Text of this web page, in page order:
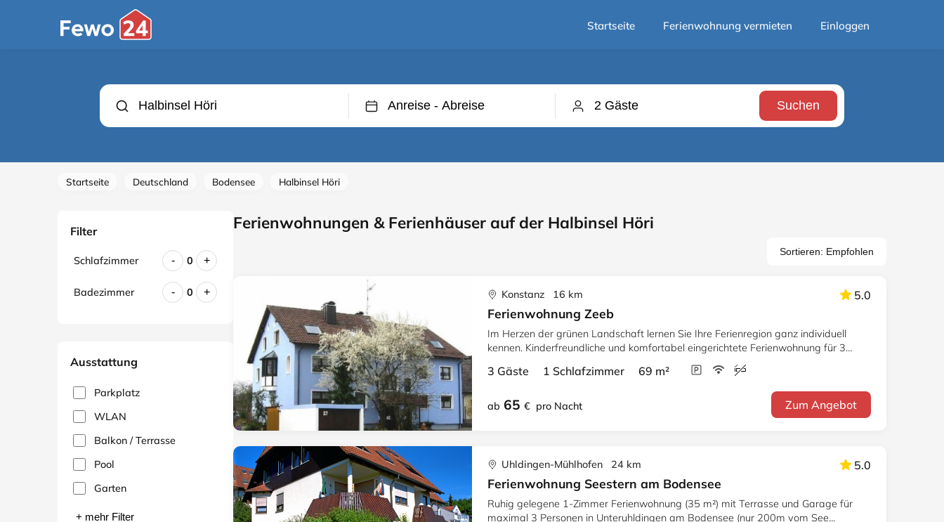
Startseite Ferienwohnung vermieten Einloggen
Suchen
Startseite Deutschland Bodensee Halbinsel Höri
Filter
Schlafzimmer - 0 +
Badezimmer - 0 +
Ausstattung
Parkplatz
WLAN
Balkon / Terrasse
Pool
Garten
+ mehr Filter
Ferienwohnungen & Ferienhäuser auf der Halbinsel Höri
Sortieren: Empfohlen
Konstanz 16 km 5.0
Ferienwohnung Zeeb
Im Herzen der grünen Landschaft lernen Sie Ihre Ferienregion ganz individuell
kennen. Kinderfreundliche und komfortabel eingerichtete Ferienwohnung für 3
3 Gäste 1 Schlafzimmer 69 m²
ab 65 € pro Nacht Zum Angebot
Uhldingen-Mühlhofen 24 km 5.0
Ferienwohnung Seestern am Bodensee
Ruhig gelegene 1-Zimmer Ferienwohnung (35 m²) mit Terrasse und Garage für
maximal 3 Personen in Unteruhldingen am Bodensee (nur 200m vom See